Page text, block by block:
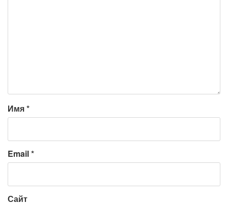
Имя*
Email*
Сайт